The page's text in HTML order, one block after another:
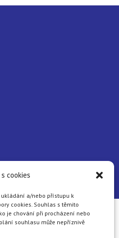
cookies
a/nebo přístupu k
cookies. Souhlas s těmito
je chování při procházení nebo
souhlasu může nepříznivě